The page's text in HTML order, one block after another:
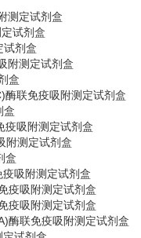
测定试剂盒
试剂盒
试剂盒
附测定试剂盒
盒
酶联免疫吸附测定试剂盒
盒
疫吸附测定试剂盒
附测定试剂盒
盒
吸附测定试剂盒
疫吸附测定试剂盒
疫吸附测定试剂盒
酶联免疫吸附测定试剂盒